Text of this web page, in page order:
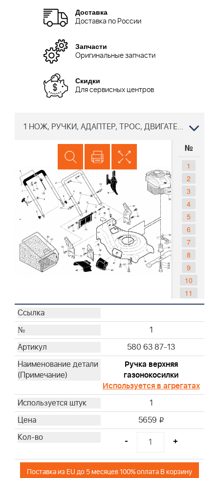
Доставка
Доставка по России
Запчасти
Оригинальные запчасти
Скидки
Для сервисных центров
1 НОЖ, РУЧКИ, АДАПТЕР, ТРОС, ДВИГАТЕЛЬ BRIGGS&STRATTON Газонокосилка Хускварна LC 153S 96141029801, 2015-11
№
1
2
3
4
5
6
7
8
9
10
11
12
16
18
19
24
25
1
580 63 87-13
Ручка верхняя
газонокосилки
Используется в агрегатах
1
5659 i
- +
Поставка из EU до 5 месяцев 100% оплата В корзину